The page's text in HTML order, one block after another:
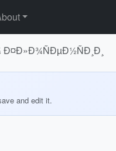
Ð¤Ð»Ð¾ÑÐµÐ½ÑÐ¸Ð¸
and edit it.